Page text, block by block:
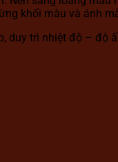
khối màu và ánh
trì nhiệt độ – độ